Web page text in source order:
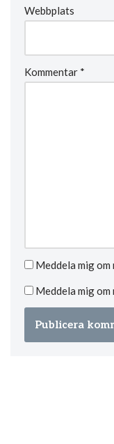
Webbplats
Kommentar *
Meddela mig
Meddela mig